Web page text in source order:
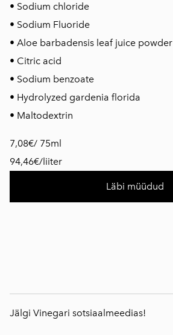
• Sodium chloride
• Sodium Fluoride
• Aloe barbadensis leaf juice powder
• Citric acid
• Sodium benzoate
• Hydrolyzed gardenia florida
• Maltodextrin
7,08€/ 75ml
94,46€/liiter
Läbi müüdud
Jälgi Vinegari sotsiaalmeedias!